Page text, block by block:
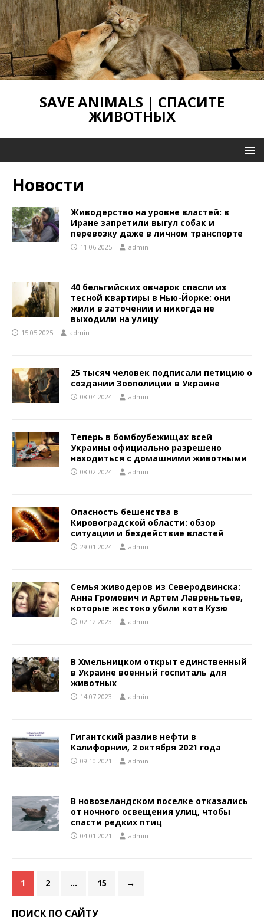
SAVE ANIMALS | СПАСИТЕ
ЖИВОТНЫХ
Новости
Живодерство на уровне властей: в
Иране запретили выгул собак и
перевозку даже в личном транспорте
11.06.2025 admin
40 бельгийских овчарок спасли из
тесной квартиры в Нью-Йорке: они
жили в заточении и никогда не
выходили на улицу
15.05.2025 admin
25 тысяч человек подписали петицию о
создании Зоополиции в Украине
08.04.2024 admin
Теперь в бомбоубежищах всей
Украины официально разрешено
находиться с домашними животными
08.02.2024 admin
Опасность бешенства в
Кировоградской области: обзор
ситуации и бездействие властей
29.01.2024 admin
Семья живодеров из Северодвинска:
Анна Громович и Артем Лавреньтьев,
которые жестоко убили кота Кузю
02.12.2023 admin
В Хмельницком открыт единственный
в Украине военный госпиталь для
животных
14.07.2023 admin
Гигантский разлив нефти в
Калифорнии, 2 октября 2021 года
09.10.2021 admin
В новозеландском поселке отказались
от ночного освещения улиц, чтобы
спасти редких птиц
04.01.2021 admin
1 2 … 15 →
ПОИСК ПО САЙТУ